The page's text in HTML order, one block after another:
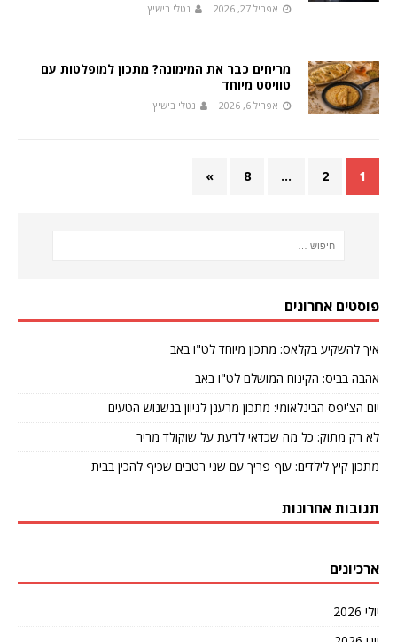
אפריל 27, 2026 נטלי בישיץ
מריחים כבר את המימונה? מתכון למופלטות עם
טוויסט מיוחד
אפריל 6, 2026 נטלי בישיץ
1
2
…
8
»
פוסטים אחרונים
איך להשקיע בקלאס: מתכון מיוחד לט"ו באב
אהבה בביס: הקינוח המושלם לט"ו באב
יום הצ'יפס הבינלאומי: מתכון מרענן לגיוון בנשנוש הטעים
לא רק מתוק: כל מה שכדאי לדעת על שוקולד מריר
מתכון קיץ לילדים: עוף פריך עם שני רטבים שכיף להכין בבית
תגובות אחרונות
ארכיונים
יולי 2026